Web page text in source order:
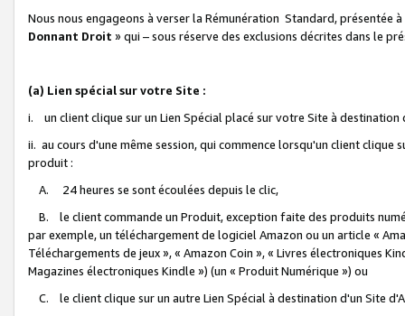
Nous nous engageons à verser la Rémunération Standard, présentée
Donnant Droit » qui – sous réserve des exclusions décrites dans le
(a) Lien spécial sur votre Site :
i. un client clique sur un Lien Spécial placé sur votre Site à destination
ii. au cours d'une même session, qui commence lorsqu'un client
produit :
A. 24 heures se sont écoulées depuis le clic,
B. le client commande un Produit, exception faite des produits
par exemple, un téléchargement de logiciel Amazon ou un article «
Téléchargements de jeux », « Amazon Coin », « Livres électroniques
Magazines électroniques Kindle ») (un « Produit Numérique ») ou
C. le client clique sur un autre Lien Spécial à destination d'un Site